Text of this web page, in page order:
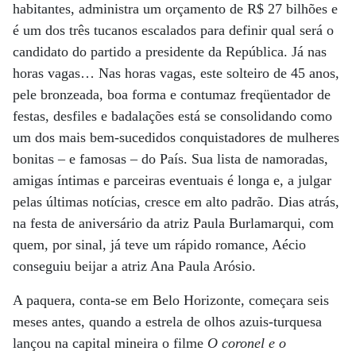
habitantes, administra um orçamento de R$ 27 bilhões e
é um dos três tucanos escalados para definir qual será o
candidato do partido a presidente da República. Já nas
horas vagas… Nas horas vagas, este solteiro de 45 anos,
pele bronzeada, boa forma e contumaz freqüentador de
festas, desfiles e badalações está se consolidando como
um dos mais bem-sucedidos conquistadores de mulheres
bonitas – e famosas – do País. Sua lista de namoradas,
amigas íntimas e parceiras eventuais é longa e, a julgar
pelas últimas notícias, cresce em alto padrão. Dias atrás,
na festa de aniversário da atriz Paula Burlamarqui, com
quem, por sinal, já teve um rápido romance, Aécio
conseguiu beijar a atriz Ana Paula Arósio.
A paquera, conta-se em Belo Horizonte, começara seis
meses antes, quando a estrela de olhos azuis-turquesa
lançou na capital mineira o filme O coronel e o